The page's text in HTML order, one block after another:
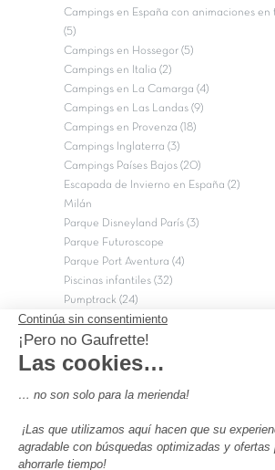
Campings en España con animaciones en
(5)
Campings en Hossegor (5)
Campings en Italia (2)
Campings en La Camarga (4)
Campings en Las Landas (9)
Campings en Provenza (18)
Campings Inglaterra (3)
Campings Países Bajos (20)
Escapada de Invierno en España (2)
Milán
Parque Disneyland París (3)
Parque Futuroscope
Parque Port Aventura (4)
Piscinas infantiles (32)
Pumptrack (24)
Puy du Fou (2)
Roma
Semana Santa (17)
Campings de 4 estrellas en Francia
Los camping con piscinas en Francia
Camping Barcelona